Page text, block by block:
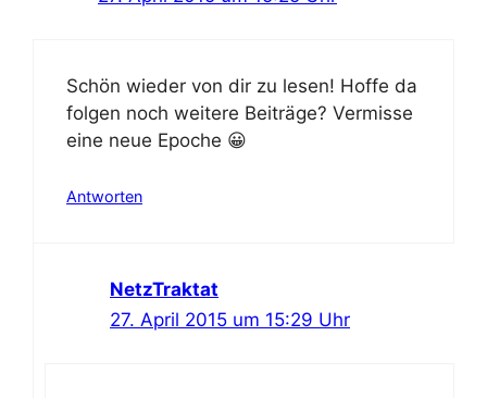
Schön wieder von dir zu lesen! Hoffe da
folgen noch weitere Beiträge? Vermisse
eine neue Epoche 😀
Antworten
NetzTraktat
27. April 2015 um 15:29 Uhr